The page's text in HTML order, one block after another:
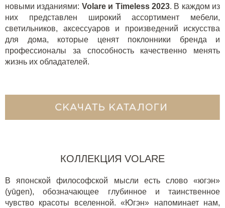
новыми изданиями: Volare и Timeless 2023. В каждом из
них представлен широкий ассортимент мебели,
светильников, аксессуаров и произведений искусства
для дома, которые ценят поклонники бренда и
профессионалы за способность качественно менять
жизнь их обладателей.
КОЛЛЕКЦИЯ VOLARE
В японской философской мысли есть слово «югэн»
(yūgen), обозначающее глубинное и таинственное
чувство красоты вселенной. «Югэн» напоминает нам,